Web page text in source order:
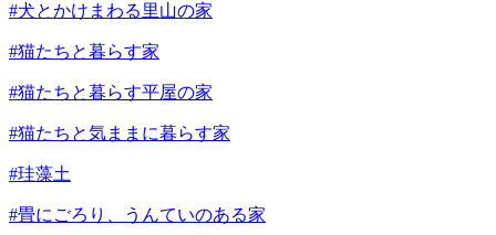
#犬とかけまわる里山の家
#猫たちと暮らす家
#猫たちと暮らす平屋の家
#猫たちと気ままに暮らす家
#珪藻土
#畳にごろり、うんていのある家